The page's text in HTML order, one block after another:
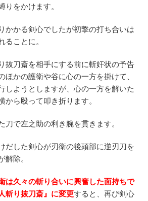
りをかけます。
かかる剣心でしたが初撃の打ち合いは
ることに。
抜刀斎を相手にする前に斬奸状の予告
ほかの護衛や谷に心の一方を掛けて、
しようとしますが、心の一方を解いた
から殴って叩き折ります。
刀で左之助の利き腕を貫きます。
だした剣心が刃衛の後頭部に逆刃刀を
解除。
は久々の斬り合いに興奮した面持ちで
斬り抜刀斎』に変更すると、再び剣心